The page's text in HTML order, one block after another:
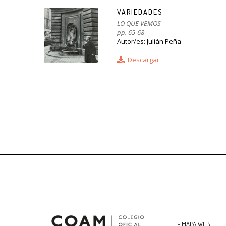
VARIEDADES
LO QUE VEMOS
pp. 65-68
Autor/es: Julián Peña
Descargar
- MAPA WEB